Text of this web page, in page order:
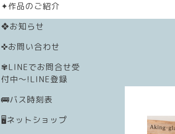
✦作品のご紹介
❖お知らせ
✜お問い合わせ
✾LINEでお問合せ受
付中〜!LINE登録
🚌バス時刻表
🖥️ネットショップ